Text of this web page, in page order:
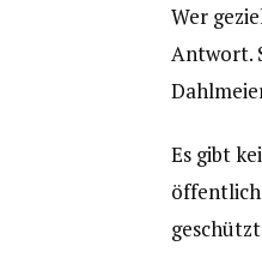
Wer
Antwort.
Es gibt